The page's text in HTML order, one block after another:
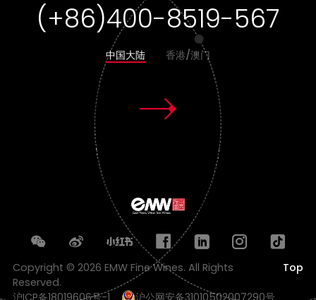
(+86)400-8519-567
中国大陆 香港/澳门
Copyright © 2026 EMW Fine Wines. All Rights
Reserved.
Top